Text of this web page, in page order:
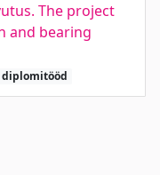
The project
and bearing
diplomitööd